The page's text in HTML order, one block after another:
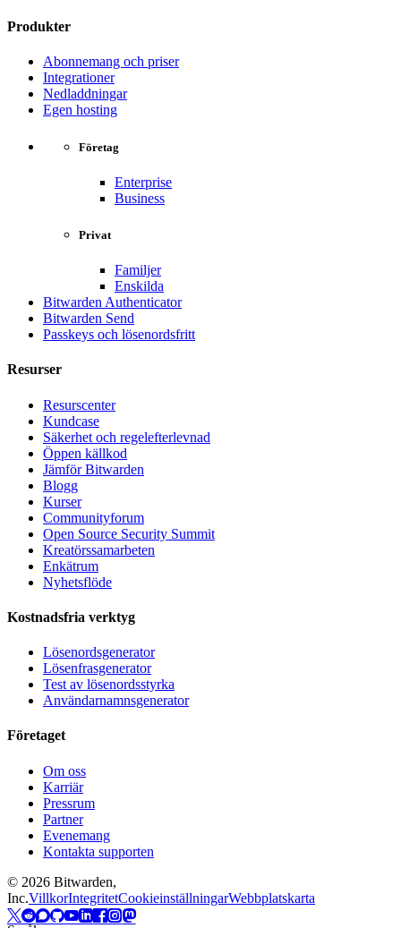
Produkter
Abonnemang och priser
Integrationer
Nedladdningar
Egen hosting
Företag
Enterprise
Business
Privat
Familjer
Enskilda
Bitwarden Authenticator
Bitwarden Send
Passkeys och lösenordsfritt
Resurser
Resurscenter
Kundcase
Säkerhet och regelefterlevnad
Öppen källkod
Jämför Bitwarden
Blogg
Kurser
Communityforum
Open Source Security Summit
Kreatörssamarbeten
Enkätrum
Nyhetsflöde
Kostnadsfria verktyg
Lösenordsgenerator
Lösenfrasgenerator
Test av lösenordsstyrka
Användarnamnsgenerator
Företaget
Om oss
Karriär
Pressrum
Partner
Evenemang
Kontakta supporten
© 2026 Bitwarden,
Inc.VillkorIntegritetCookieinställningarWebbplatskarta